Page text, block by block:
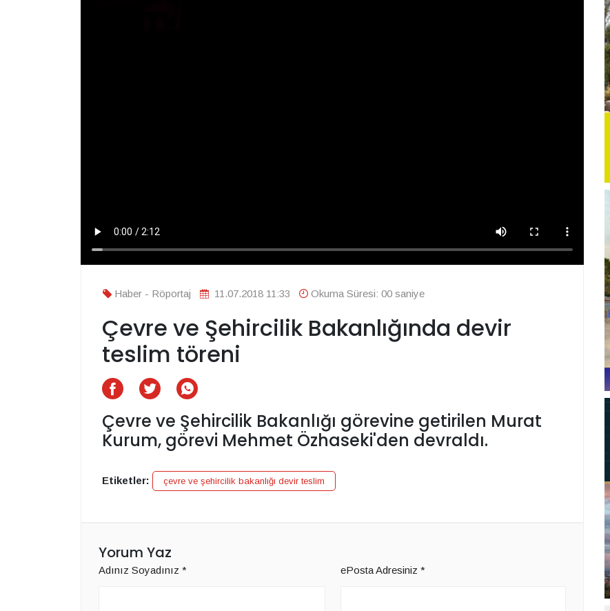
Haber - Röportaj 11.07.2018 11:33 Okuma Süresi: 00 saniye
Çevre ve Şehircilik Bakanlığında devir
teslim töreni
Çevre ve Şehircilik Bakanlığı görevine getirilen Murat
Kurum, görevi Mehmet Özhaseki'den devraldı.
Etiketler: çevre ve şehircilik bakanlığı devir teslim
Yorum Yaz
Adınız Soyadınız * ePosta Adresiniz *